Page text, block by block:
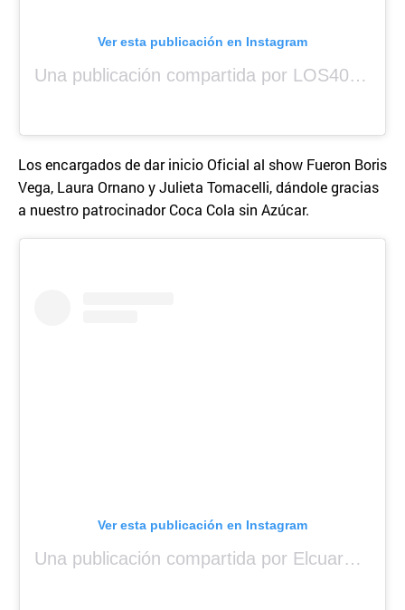
Ver esta publicación en Instagram
Una publicación compartida por LOS40 Panamá (@los40panama)
Los encargados de dar inicio Oficial al show Fueron Boris
Vega, Laura Ornano y Julieta Tomacelli, dándole gracias
a nuestro patrocinador Coca Cola sin Azúcar.
Ver esta publicación en Instagram
Una publicación compartida por Elcuara (@elcuara.25)